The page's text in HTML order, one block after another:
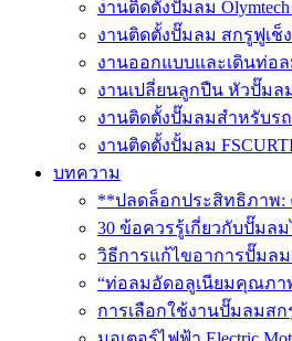
งานติดตั้งปั๊มลม
งานติดตั้งปั๊มลม สกรูฟูเช็
งานออกแบบและเดินท่อ
งานเปลี่ยนลูกปืน หัวปั๊มลม
งานติดตั้งปั๊มลมสำหรับรถ
งานติดตั้งปั้มลม
บทความ
**ปลดล็อกประสิทธิภาพ:
30 ข้อควรรู้เกี่ยวกับปั๊มล
วิธีการแก้ไขอาการปั๊มลม
“ท่อลมอัดอลูเนียมคุณภา
การเลือกใช้งานปั๊มลมส